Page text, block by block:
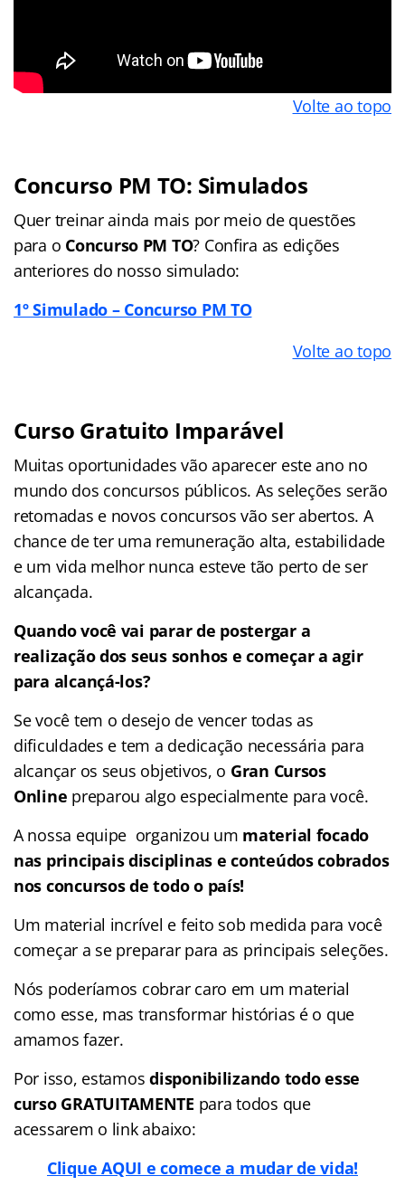
Volte ao topo
Concurso PM TO: Simulados
Quer treinar ainda mais por meio de questões
para o Concurso PM TO? Confira as edições
anteriores do nosso simulado:
1º Simulado – Concurso PM TO
Volte ao topo
Curso Gratuito Imparável
Muitas oportunidades vão aparecer este ano no
mundo dos concursos públicos. As seleções serão
retomadas e novos concursos vão ser abertos. A
chance de ter uma remuneração alta, estabilidade
e um vida melhor nunca esteve tão perto de ser
alcançada.
Quando você vai parar de postergar a
realização dos seus sonhos e começar a agir
para alcançá-los?
Se você tem o desejo de vencer todas as
dificuldades e tem a dedicação necessária para
alcançar os seus objetivos, o Gran Cursos
Online preparou algo especialmente para você.
A nossa equipe organizou um material focado
nas principais disciplinas e conteúdos cobrados
nos concursos de todo o país!
Um material incrível e feito sob medida para você
começar a se preparar para as principais seleções.
Nós poderíamos cobrar caro em um material
como esse, mas transformar histórias é o que
amamos fazer.
Por isso, estamos disponibilizando todo esse
curso GRATUITAMENTE para todos que
acessarem o link abaixo:
Clique AQUI e comece a mudar de vida!